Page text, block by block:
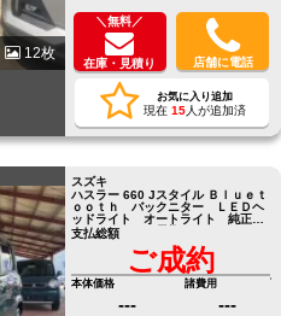
12枚
＼無料／
在庫・見積り 店舗に電話
お気に入り追加
現在 15人が追加済
スズキ
ハスラー 660 Jスタイル Ｂｌｕｅｔ
ｏｏｔｈ バックニター ＬＥＤヘ
ッドライト オートライト 純正ア
ルミホイール 電格ミラー
支払総額
ご成約
本体価格
---
諸費用
---